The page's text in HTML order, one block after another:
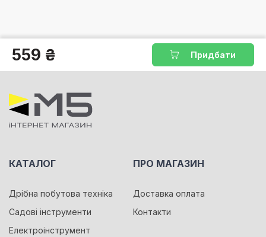
559 ₴ Придбати
КАТАЛОГ
Дрібна побутова техніка
Садові інструменти
Електроінструмент
ПРО МАГАЗИН
Доставка оплата
Контакти